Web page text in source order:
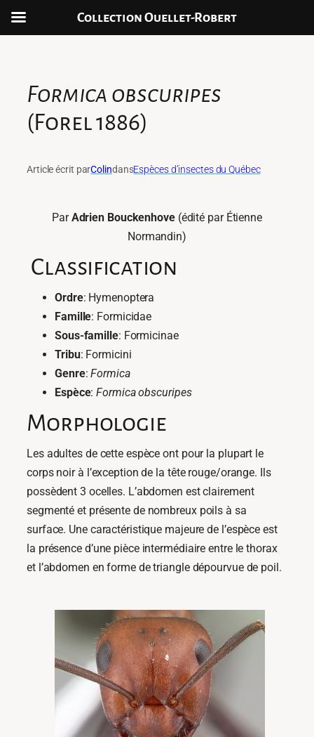
Formica obscuripes
(Forel 1886)
Article écrit parColindansEspèces d’insectes du Québec
ParAdrien Bouckenhove (édité par Étienne
Normandin)
Classification
Ordre: Hymenoptera
Famille: Formicidae
Sous-famille: Formicinae
Tribu: Formicini
Genre:Formica
Espèce:Formica obscuripes
Morphologie
Les adultes de cette espèce ont pour la plupart le
corps noir à l’exception de la tête rouge/orange. Ils
possèdent 3 ocelles. L’abdomen est clairement
segmenté et présente de nombreux poils à sa
surface. Une caractéristique majeure de l’espèce est
la présence d’une pièce intermédiaire entre le thorax
et l’abdomen en forme de triangle dépourvue de poil.
Collection Ouellet-Robert